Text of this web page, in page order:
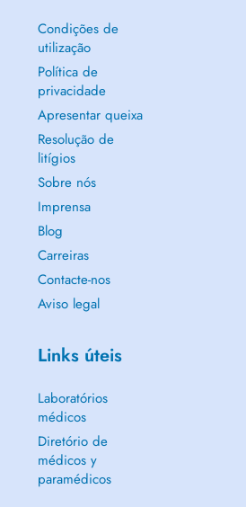
Condições de
utilização
Política de
privacidade
Apresentar queixa
Resolução de
litígios
Sobre nós
Imprensa
Blog
Carreiras
Contacte-nos
Aviso legal
Links úteis
Laboratórios
médicos
Diretório de
médicos y
paramédicos